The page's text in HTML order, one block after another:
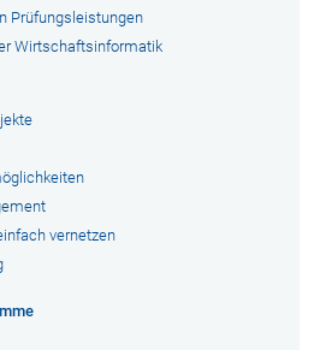
Prüfungsleistungen
Wirtschaftsinformatik
vernetzen